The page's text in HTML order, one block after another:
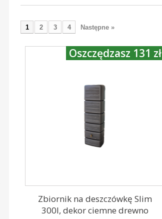
1 2 3 4 Następne »
Zbiornik na deszczówkę Slim
300l, dekor ciemne drewno
Oszczędzasz 131 zł